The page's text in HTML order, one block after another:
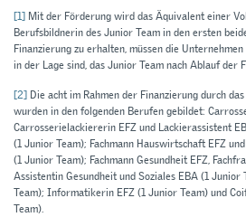
[1] Mit der Förderung wird das Äquivalent einer
Berufsbildnerin des Junior Team in den ersten
Finanzierung zu erhalten, müssen die
in der Lage sind, das Junior Team nach Ablauf der
[2] Die acht im Rahmen der Finanzierung durch
wurden in den folgenden Berufen gebildet:
Carrosserielackiererin EFZ und Lackierassistent
(1 Junior Team); Fachmann Hauswirtschaft EFZ
(1 Junior Team); Fachmann Gesundheit EFZ,
Assistentin Gesundheit und Soziales EBA (1 Junior
Team); Informatikerin EFZ (1 Junior Team) und
Team).